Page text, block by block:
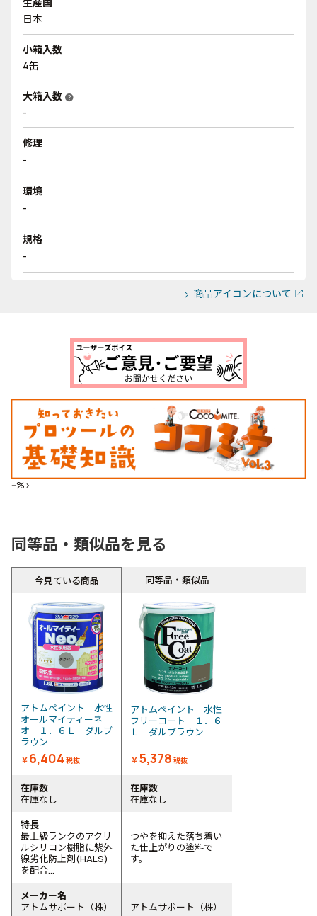
日本
小箱入数
4缶
大箱入数 help
-
修理
-
環境
-
規格
-
商品アイコンについて
--%>
同等品・類似品を見る
今見ている商品 同等品・類似品
アトムペイント 水性
オールマイティーネ
オ １．６Ｌ ダルブ
ラウン
￥6,404 税抜
アトムペイント 水性
フリーコート １．６
Ｌ ダルブラウン
￥5,378 税抜
在庫数
在庫なし
在庫数
在庫なし
特長
最上級ランクのアクリ
ルシリコン樹脂に紫外
線劣化防止剤(HALS)
を配合...
つやを抑えた落ち着い
た仕上がりの塗料で
す。
メーカー名
アトムサポート（株）
アトムサポート（株）